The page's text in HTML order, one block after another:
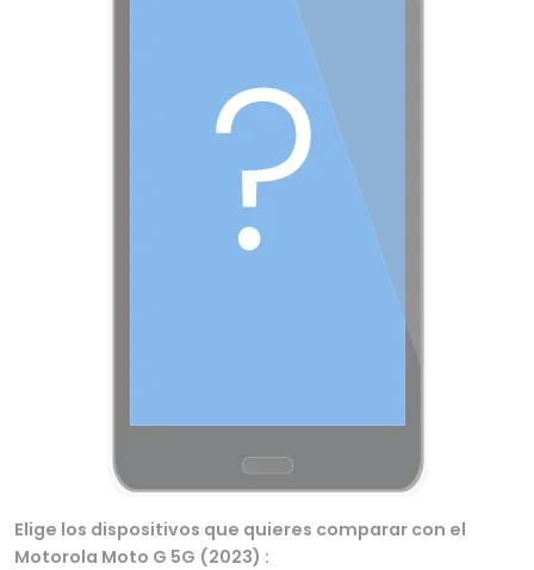
Elige los dispositivos que quieres comparar con el
Motorola Moto G 5G (2023) :